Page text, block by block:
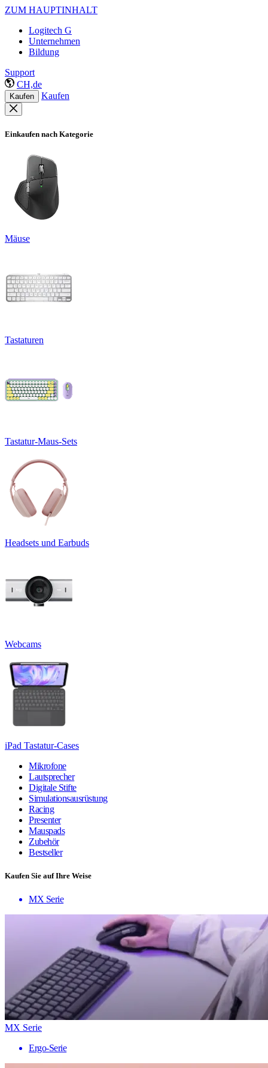
ZUM HAUPTINHALT
Logitech G
Unternehmen
Bildung
Support
CH,de
Kaufen Kaufen
Einkaufen nach Kategorie
Mäuse
Tastaturen
Tastatur-Maus-Sets
Headsets und Earbuds
Webcams
iPad Tastatur-Cases
Mikrofone
Lautsprecher
Digitale Stifte
Simulationsausrüstung
Racing
Presenter
Mauspads
Zubehör
Bestseller
Kaufen Sie auf Ihre Weise
MX Serie
MX Serie
Ergo-Serie